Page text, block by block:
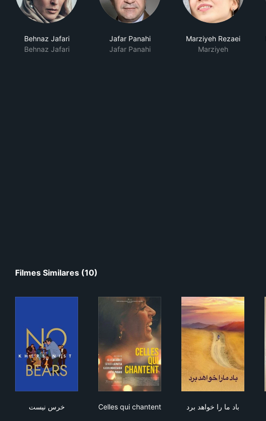
Behnaz Jafari
Behnaz Jafari
Jafar Panahi
Jafar Panahi
Marziyeh Rezaei
Marziyeh
Filmes Similares (10)
خرس نیست
Celles qui chantent
باد ما را خواهد برد